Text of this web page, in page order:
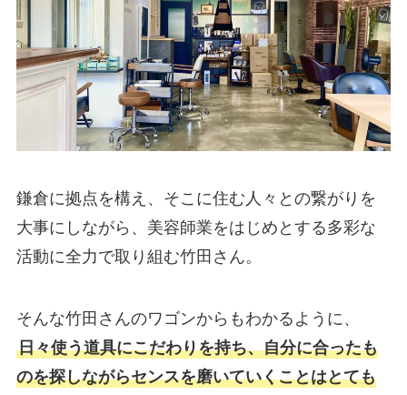
鎌倉に拠点を構え、そこに住む人々との繋がりを
大事にしながら、美容師業をはじめとする多彩な
活動に全力で取り組む竹田さん。
そんな竹田さんのワゴンからもわかるように、
日々使う道具にこだわりを持ち、自分に合ったも
のを探しながらセンスを磨いていくことはとても